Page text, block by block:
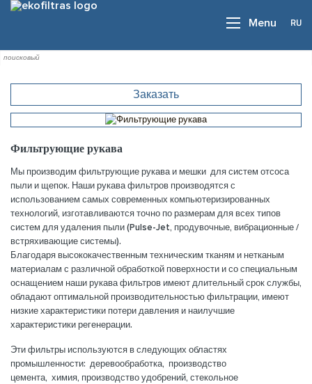
Menu RU
Заказать
Фильтрующие рукава
Мы производим фильтрующие рукава и мешки для систем отсоса
пыли и щепок. Наши рукава фильтров производятся с
использованием самых современных компьютеризированных
технологий, изготавливаются точно по размерам для всех типов
систем для удаления пыли (Pulse-Jet, продувочные, вибрационные /
встряхивающие системы).
Благодаря высококачественным техническим тканям и нетканым
материалам с различной обработкой поверхности и со специальным
оснащением наши рукава фильтров имеют длительный срок службы,
обладают оптимальной производительностью фильтрации, имеют
низкие характеристики потери давления и наилучшие
характеристики регенерации.
Эти фильтры используются в следующих областях
промышленности: деревообработка, производство
цемента, химия, производство удобрений, стекольное